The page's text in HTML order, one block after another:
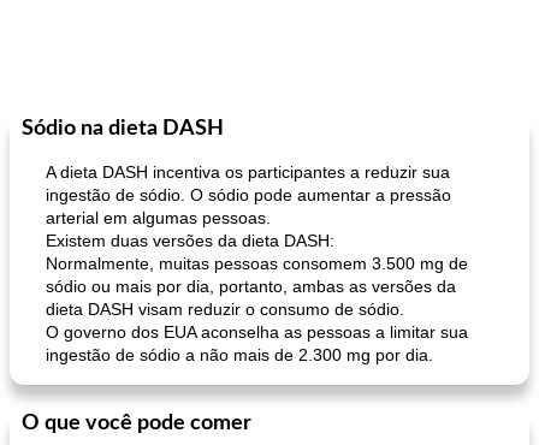
Sódio na dieta DASH
A dieta DASH incentiva os participantes a reduzir sua
ingestão de sódio. O sódio pode aumentar a pressão
arterial em algumas pessoas.
Existem duas versões da dieta DASH:
Normalmente, muitas pessoas consomem 3.500 mg de
sódio ou mais por dia, portanto, ambas as versões da
dieta DASH visam reduzir o consumo de sódio.
O governo dos EUA aconselha as pessoas a limitar sua
ingestão de sódio a não mais de 2.300 mg por dia.
O que você pode comer